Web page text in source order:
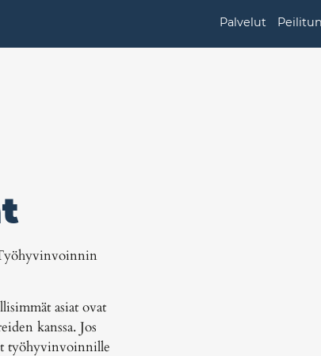
Palvelut
asiat ovat
kanssa. Jos
työhyvinvoinnille